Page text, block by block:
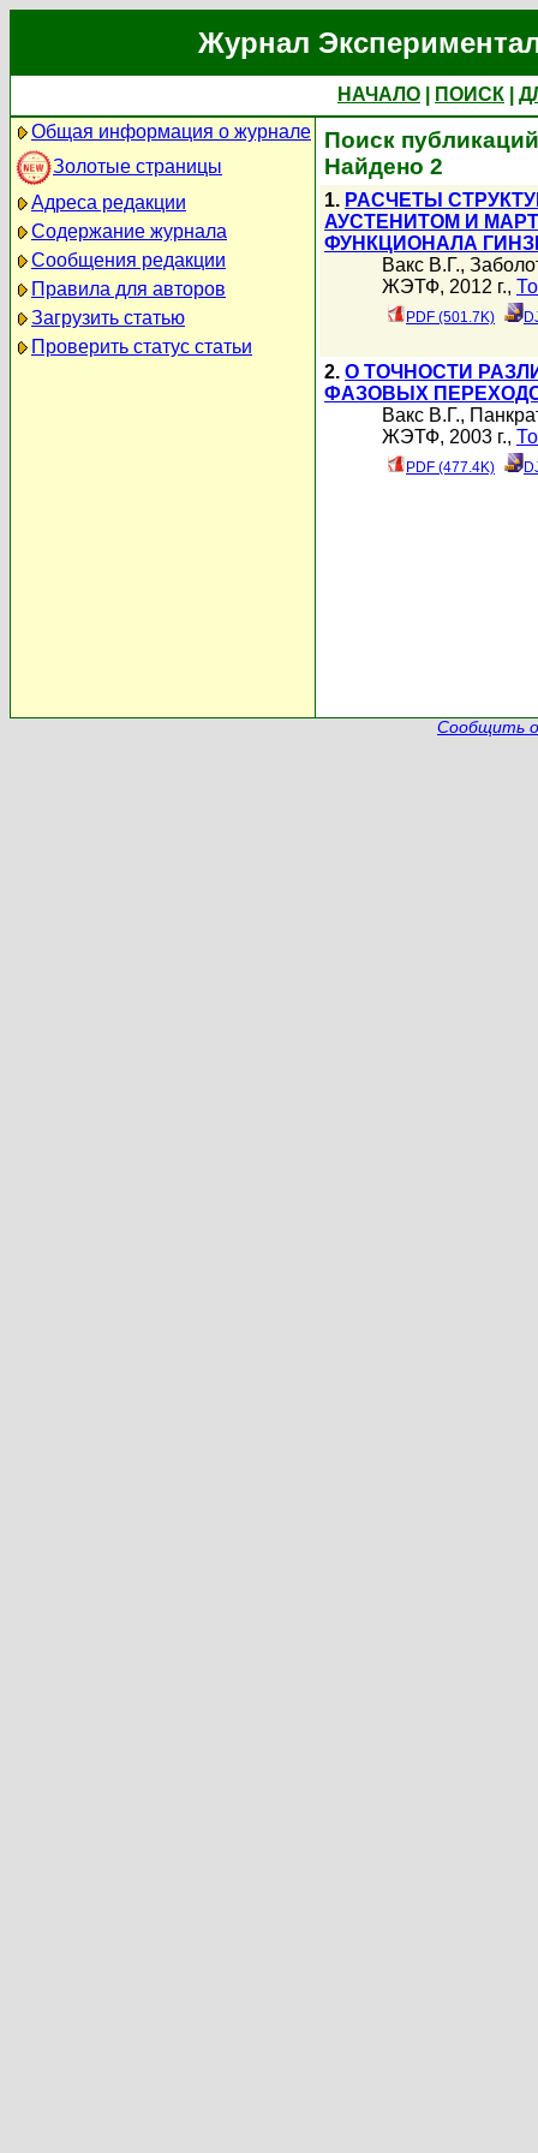
Журнал
НАЧАЛО ПОИСК
Общая информация о журнале
Золотые страницы
Адреса редакции
Содержание журнала
Сообщения редакции
Правила для авторов
Загрузить статью
Проверить статус статьи
Поиск
Найдено 2
1. РАСЧЕТЫ
АУСТЕНИТОМ И
ФУНКЦИОНАЛА
Вакс В.Г.,
ЖЭТФ, 2012 г.,
PDF (501.7K)
2. О ТОЧНОСТИ
ФАЗОВЫХ
Вакс В.Г.,
ЖЭТФ, 2003 г.,
PDF (477.4K)
Сообщить о